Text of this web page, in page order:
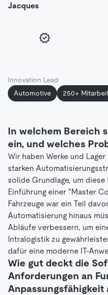
Jacques
Innovation Lead
Automotive
250+
In welchem Bereich
ein, und welches
Wir haben Werke und
starken
solide Grundlage, um
Einführung einer "Master
Fahrzeuge war ein Teil
Automatisierung hinaus
Abläufe verbessern, um
Intralogistik zu
dafür eine moderne IT-
Wie gut deckt die
Anforderungen an
Anpassungsfähigkeit